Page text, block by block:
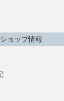
ショップ情報